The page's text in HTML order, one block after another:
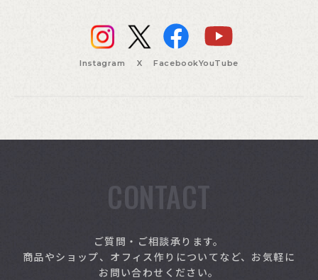
Instagram X FacebookYouTube
CONTACT
ご質問・ご相談承ります。
商品やショップ、オフィス作りについてなど、お気軽に
お問い合わせください。